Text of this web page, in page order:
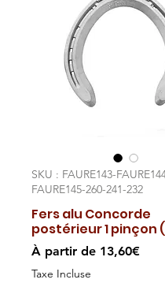
SKU : FAURE143-
FAURE145-260-241-232
Fers alu Concorde
postérieur 1 pinçon
À partir de 13,60€Prix
Taxe Incluse